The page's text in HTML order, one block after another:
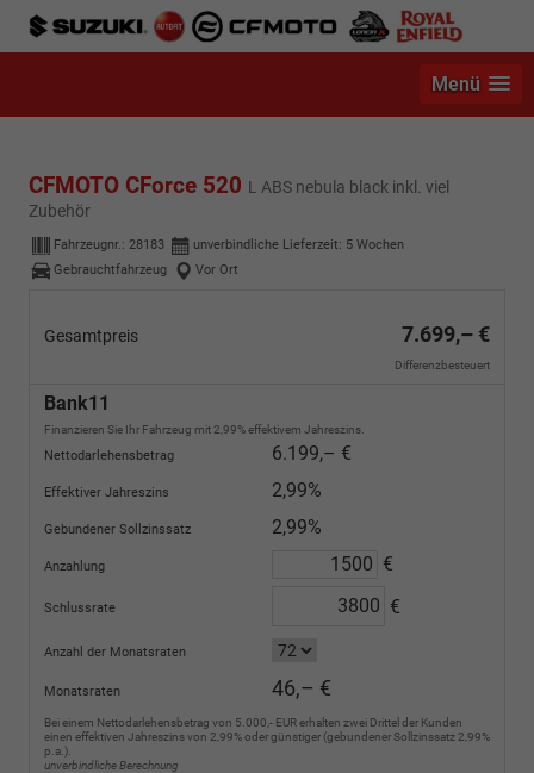
Menü
CFMOTO CForce 520 L ABS nebula black inkl. viel
Zubehör
Fahrzeugnr.: 28183 unverbindliche Lieferzeit: 5 Wochen
Gebrauchtfahrzeug
Vor Ort
Gesamtpreis 7.699,– €
Differenzbesteuert
Bank11
Finanzieren Sie Ihr Fahrzeug mit 2,99% effektivem Jahreszins.
Nettodarlehensbetrag 6.199,– €
Effektiver Jahreszins 2,99%
Gebundener Sollzinssatz 2,99%
Anzahlung €
Schlussrate €
Anzahl der Monatsraten
Monatsraten 46,– €
Bei einem Nettodarlehensbetrag von 5.000,- EUR erhalten zwei Drittel der Kunden
einen effektiven Jahreszins von 2,99% oder günstiger (gebundener Sollzinssatz 2,99%
p.a.).
unverbindliche Berechnung